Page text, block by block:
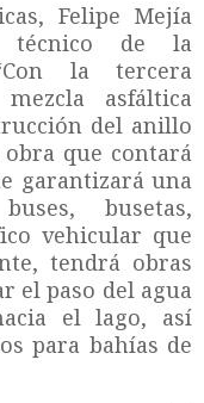
Felipe Mejía
técnico de la
la tercera
asfáltica
del anillo
que contará
garantizará una
busetas,
vehicular que
tendrá obras
el paso del agua
el lago, así
para bahías de